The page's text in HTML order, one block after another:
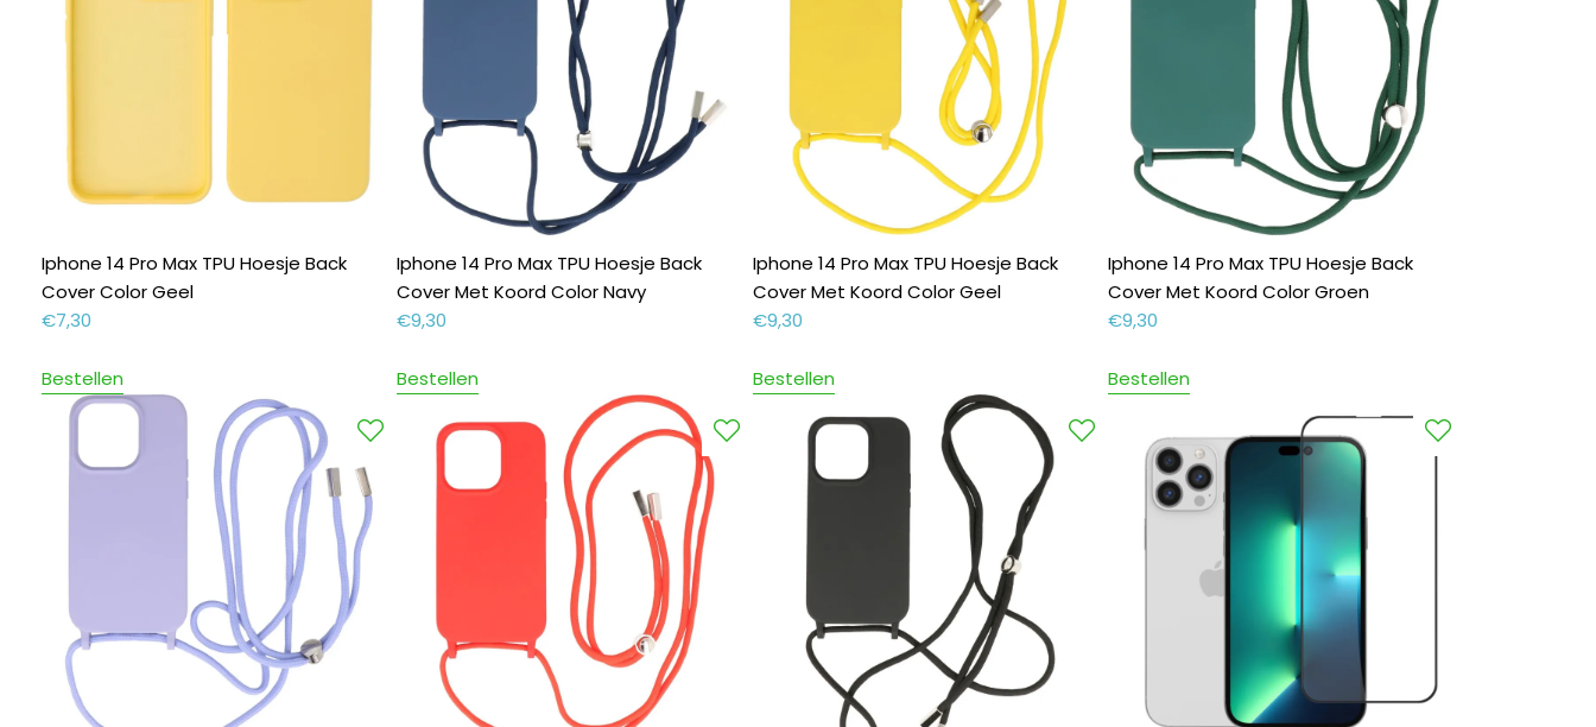
Iphone 14 Pro Max TPU Hoesje Back
Cover Color Geel
€7,30
Bestellen
Iphone 14 Pro Max TPU Hoesje Back
Cover Met Koord Color Navy
€9,30
Bestellen
Iphone 14 Pro Max TPU Hoesje Back
Cover Met Koord Color Geel
€9,30
Bestellen
Iphone 14 Pro Max TPU Hoesje Back
Cover Met Koord Color Groen
€9,30
Bestellen